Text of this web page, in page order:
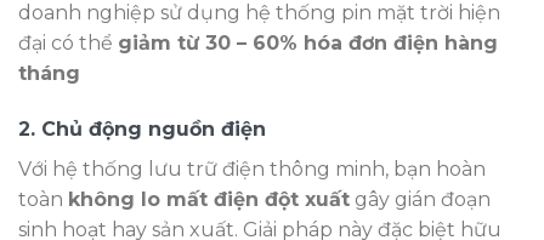
doanh nghiệp sử dụng hệ thống pin mặt trời hiện
đại có thể giảm từ 30 – 60% hóa đơn điện hàng
tháng
2. Chủ động nguồn điện
Với hệ thống lưu trữ điện thông minh, bạn hoàn
toàn không lo mất điện đột xuất gây gián đoạn
sinh hoạt hay sản xuất. Giải pháp này đặc biệt hữu